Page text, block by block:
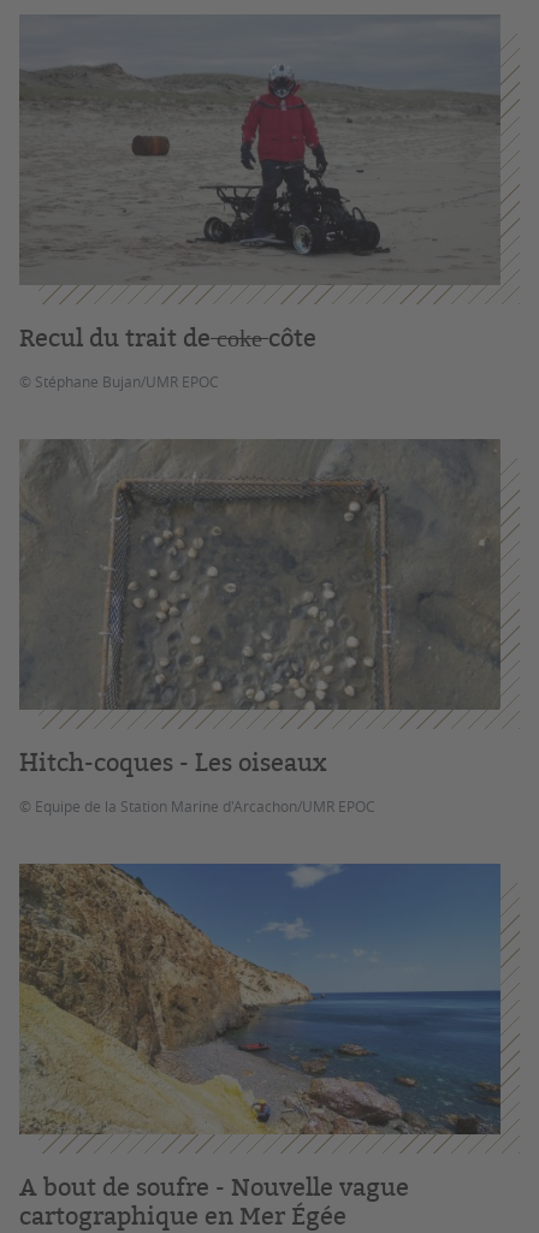
Recul du trait de ̶c̶o̶k̶e̶ côte
© Stéphane Bujan/UMR EPOC
Hitch-coques - Les oiseaux
© Equipe de la Station Marine d'Arcachon/UMR EPOC
A bout de soufre - Nouvelle vague
cartographique en Mer Égée